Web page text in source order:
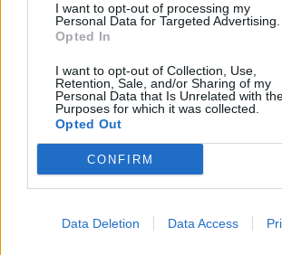
I want to opt-out of processing my
Personal Data for Targeted Advertising.
Opted In
I want to opt-out of Collection, Use,
Retention, Sale, and/or Sharing of my
Personal Data that Is Unrelated with
Purposes for which it was collected.
Opted Out
CONFIRM
Data Deletion Data Access
Responder
moy
Si,eso es lo mejor,pillar el ordena y salir a
te puede medir de menos el cauda y ahí está